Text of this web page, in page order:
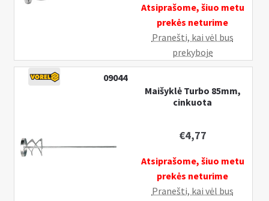
Atsiprašome, šiuo metu
prekės neturime
Pranešti, kai vėl bus
prekyboje
09044
Maišyklė Turbo 85mm,
cinkuota
€4,77
Atsiprašome, šiuo metu
prekės neturime
Pranešti, kai vėl bus